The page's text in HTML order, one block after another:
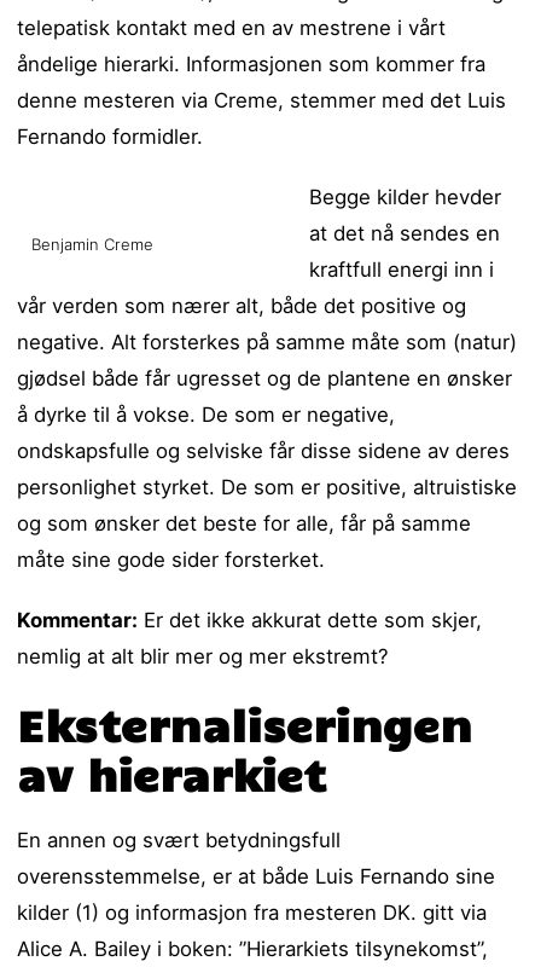
telepatisk kontakt med en av mestrene i vårt
åndelige hierarki. Informasjonen som kommer fra
denne mesteren via Creme, stemmer med det Luis
Fernando formidler.
Benjamin Creme
Begge kilder hevder
at det nå sendes en
kraftfull energi inn i
vår verden som nærer alt, både det positive og
negative. Alt forsterkes på samme måte som (natur)
gjødsel både får ugresset og de plantene en ønsker
å dyrke til å vokse. De som er negative,
ondskapsfulle og selviske får disse sidene av deres
personlighet styrket. De som er positive, altruistiske
og som ønsker det beste for alle, får på samme
måte sine gode sider forsterket.
Kommentar: Er det ikke akkurat dette som skjer,
nemlig at alt blir mer og mer ekstremt?
Eksternaliseringen
av hierarkiet
En annen og svært betydningsfull
overensstemmelse, er at både Luis Fernando sine
kilder (1) og informasjon fra mesteren DK. gitt via
Alice A. Bailey i boken: ”Hierarkiets tilsynekomst”,